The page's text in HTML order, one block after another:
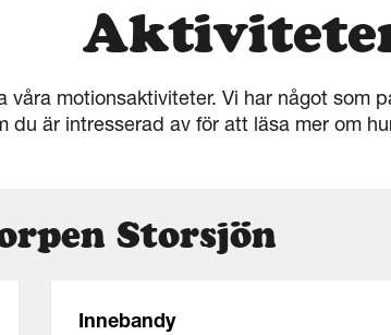
våra motionsaktiviteter. Vi har något som
du är intresserad av för att läsa mer om
Storsjön
Innebandy